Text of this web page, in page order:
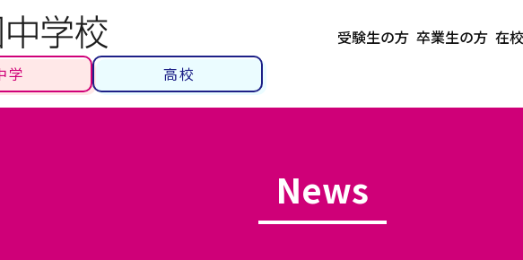
学 高校
受験生の方 卒業生の方 在
News